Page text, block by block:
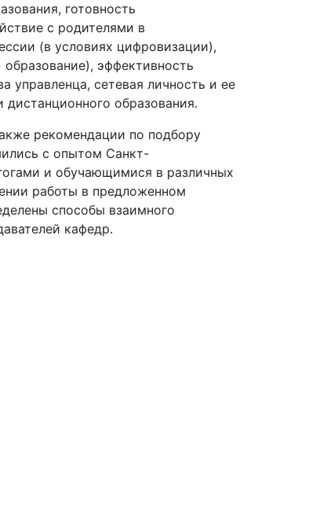
готовность
с родителями в
(в условиях цифровизации),
эффективность
управленца, сетевая личность и ее
образования.
рекомендации по подбору
с опытом Санкт-
и обучающимися в различных
работы в предложенном
способы взаимного
кафедр.